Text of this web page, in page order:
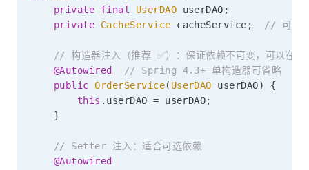
private
final UserDAO userDAO ;
private
CacheService cacheService ; // 可选
// 构造器注入（推荐 ✅）：保证依赖不可变，可以在构
@Autowired
// Spring 4.3+ 单构造器可省略
public OrderService( UserDAO userDAO)
{
this . userDAO = userDAO;
}
// Setter 注入：适合可选依赖
@Autowired